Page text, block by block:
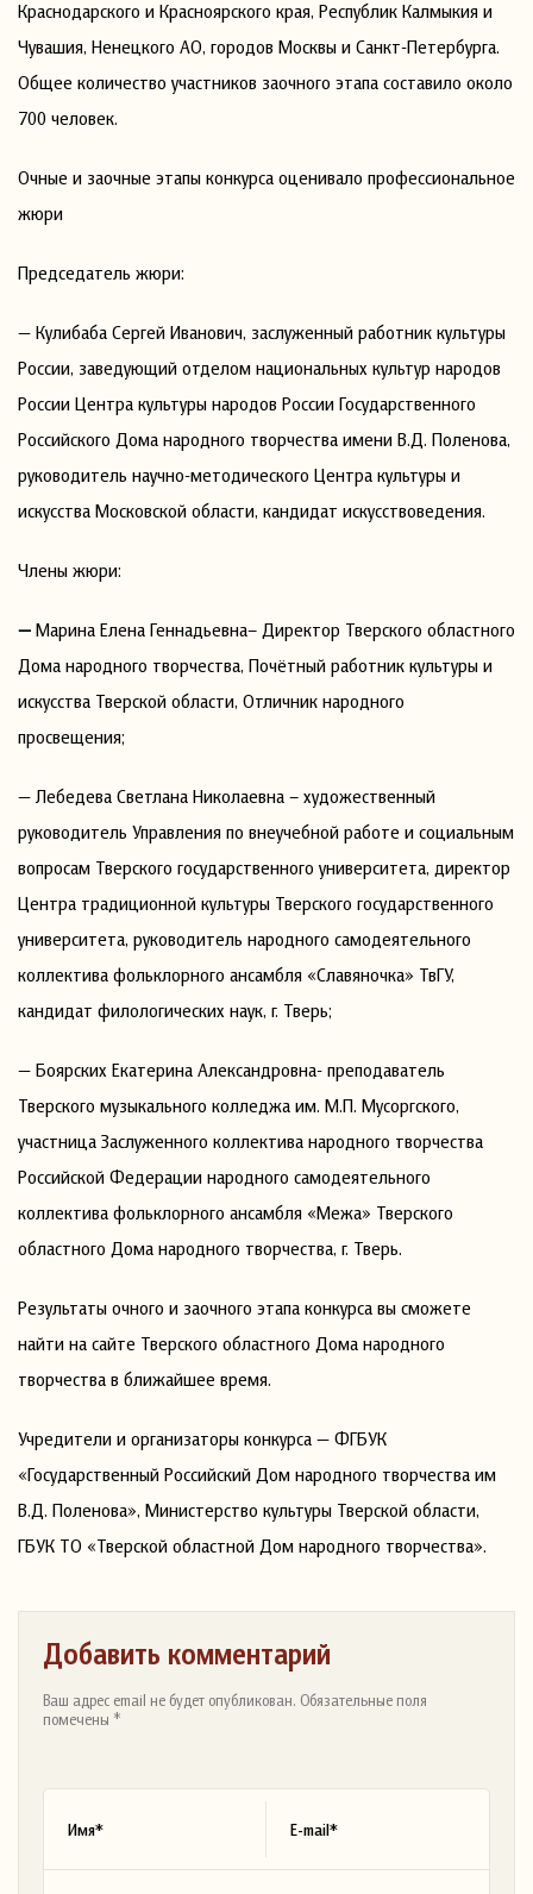
Краснодарского и Красноярского края, Республик Калмыкия и
Чувашия, Ненецкого АО, городов Москвы и Санкт-Петербурга.
Общее количество участников заочного этапа составило около
700 человек.
Очные и заочные этапы конкурса оценивало профессиональное
жюри
Председатель жюри:
— Кулибаба Сергей Иванович, заслуженный работник культуры
России, заведующий отделом национальных культур народов
России Центра культуры народов России Государственного
Российского Дома народного творчества имени В.Д. Поленова,
руководитель научно-методического Центра культуры и
искусства Московской области, кандидат искусствоведения.
Члены жюри:
— Марина Елена Геннадьевна– Директор Тверского областного
Дома народного творчества, Почётный работник культуры и
искусства Тверской области, Отличник народного
просвещения;
— Лебедева Светлана Николаевна – художественный
руководитель Управления по внеучебной работе и социальным
вопросам Тверского государственного университета, директор
Центра традиционной культуры Тверского государственного
университета, руководитель народного самодеятельного
коллектива фольклорного ансамбля «Славяночка» ТвГУ,
кандидат филологических наук, г. Тверь;
— Боярских Екатерина Александровна- преподаватель
Тверского музыкального колледжа им. М.П. Мусоргского,
участница Заслуженного коллектива народного творчества
Российской Федерации народного самодеятельного
коллектива фольклорного ансамбля «Межа» Тверского
областного Дома народного творчества, г. Тверь.
Результаты очного и заочного этапа конкурса вы сможете
найти на сайте Тверского областного Дома народного
творчества в ближайшее время.
Учредители и организаторы конкурса — ФГБУК
«Государственный Российский Дом народного творчества им
В.Д. Поленова», Министерство культуры Тверской области,
ГБУК ТО «Тверской областной Дом народного творчества».
Добавить комментарий
Ваш адрес email не будет опубликован. Обязательные поля
помечены *